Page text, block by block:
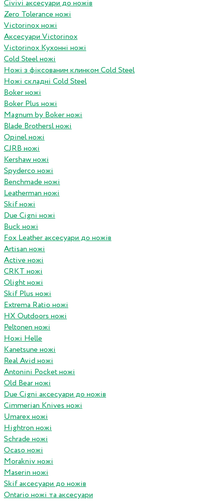
Civivi аксесуари до ножів
Zero Tolerance ножі
Victorinox ножі
Аксесуари Victorinox
Victorinox Кухонні ножі
Cold Steel ножі
Ножі з фіксованим клинком Cold Steel
Ножі складні Cold Steel
Boker ножі
Boker Plus ножі
Magnum by Boker ножі
Blade Brothersl ножі
Opinel ножі
CJRB ножі
Kershaw ножі
Spyderco ножі
Benchmade ножі
Leatherman ножі
Skif ножі
Due Cigni ножі
Buck ножі
Fox Leather аксесуари до ножів
Artisan ножі
Active ножі
CRKT ножі
Olight ножі
Skif Plus ножі
Extrema Ratio ножі
HX Outdoors ножі
Peltonen ножі
Ножі Helle
Kanetsune ножі
Real Avid ножі
Antonini Pocket ножі
Old Bear ножі
Due Cigni аксесуари до ножів
Cimmerian Knives ножі
Umarex ножі
Hightron ножі
Schrade ножі
Ocaso ножі
Morakniv ножі
Maserin ножі
Skif аксесуари до ножів
Ontario ножі та аксесуари